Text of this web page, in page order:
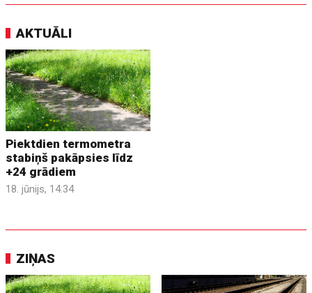
AKTUĀLI
Piektdien termometra
stabiņš pakāpsies līdz
+24 grādiem
18. jūnijs, 14:34
ZIŅAS